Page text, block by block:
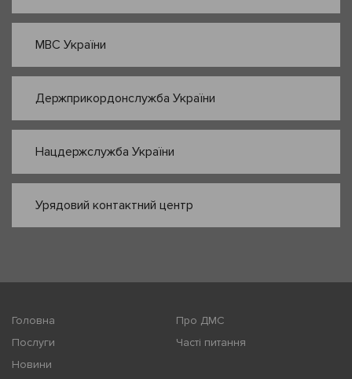
МВС України
Держприкордонслужба України
Нацдержслужба України
Урядовий контактний центр
Головна
Про ДМС
Послуги
Часті питання
Новини